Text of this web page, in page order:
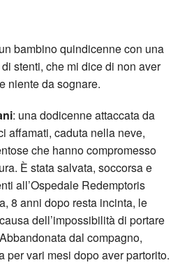
bambino quindicenne con una
stenti, che mi dice di non aver
niente da sognare.
: una dodicenne attaccata da
affamati, caduta nella neve,
che hanno compromesso
È stata salvata, soccorsa e
all’Ospedale Redemptoris
8 anni dopo resta incinta, le
dell’impossibilità di portare
dal compagno,
per vari mesi dopo aver partorito.